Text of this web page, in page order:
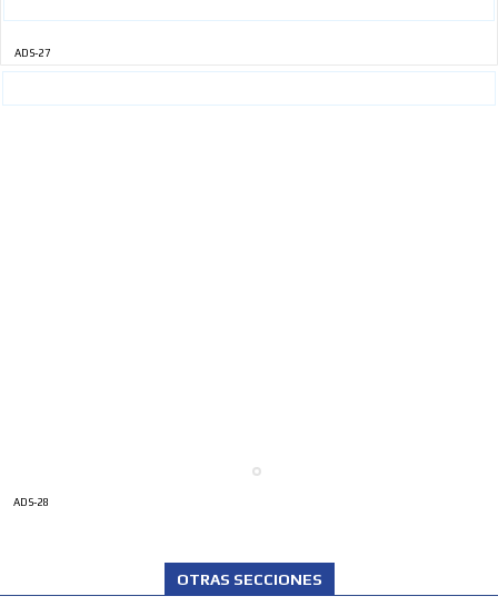
ADS-27
ADS-28
OTRAS SECCIONES